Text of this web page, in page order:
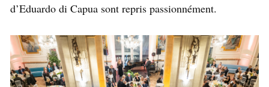
d’Eduardo di Capua sont repris passionnément.